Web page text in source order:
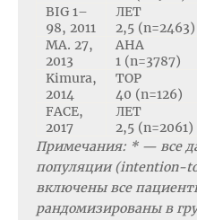
BIG 1–
98, 2011
ЛЕТ
2,5 (n=2463)
MA. 27,
2013
АНА
1 (n=3787)
Kimura,
2014
ТОР
40 (n=126)
FACE,
2017
ЛЕТ
2,5 (n=2061)
Примечания: * — все
популяции (intention-
включены все
рандомизированы в